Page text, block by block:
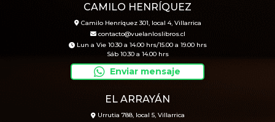
CAMILO HENRÍQUEZ
Camilo Henríquez 301, local 4, Villarrica
contacto@vuelanloslibros.cl
Lun a Vie 10.30 a 14.00 hrs/15.00 a 19.00 hrs
Sáb 10.30 a 14.00 hrs
Enviar mensaje
EL ARRAYÁN
Urrutia 788, local 5, Villarrica